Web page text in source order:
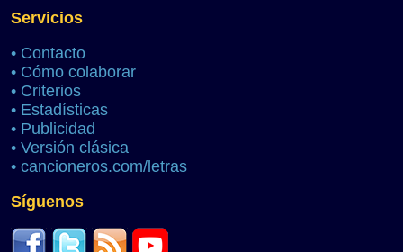
Servicios
• Contacto
• Cómo colaborar
• Criterios
• Estadísticas
• Publicidad
• Versión clásica
• cancioneros.com/letras
Síguenos